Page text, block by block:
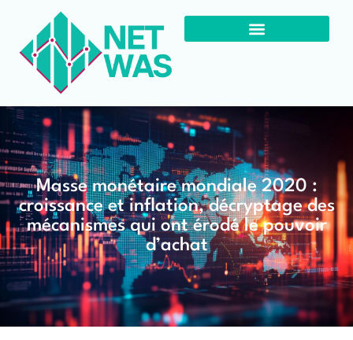
Masse monétaire mondiale 2020 :
croissance et inflation, décryptage des
mécanismes qui ont érodé le pouvoir
d’achat